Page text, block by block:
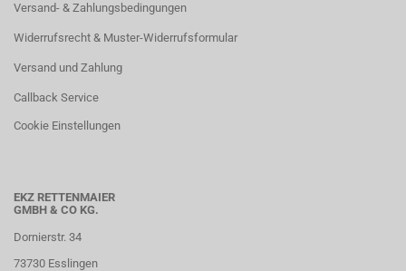
Versand- & Zahlungsbedingungen
Widerrufsrecht & Muster-Widerrufsformular
Versand und Zahlung
Callback Service
Cookie Einstellungen
EKZ RETTENMAIER
GMBH & CO KG.
Dornierstr. 34
73730 Esslingen